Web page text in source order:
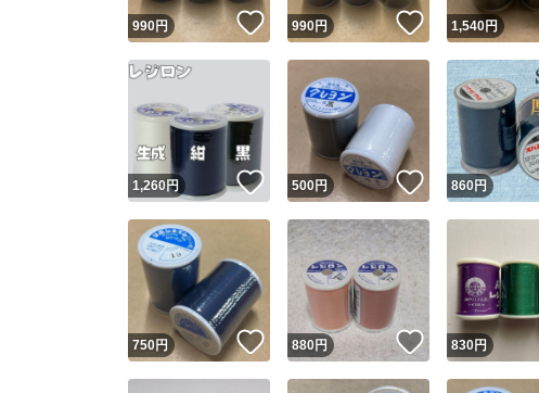
スピード発送
安心発送
990円 いいね！
990円 いいね！
1,540円
1,260円 いいね！
500円 いいね！
860円
750円 いいね！
880円 いいね！
830円